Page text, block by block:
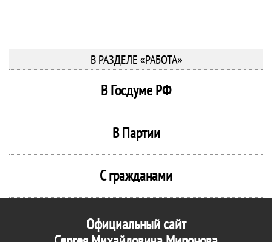
В РАЗДЕЛЕ «РАБОТА»
В Госдуме РФ
В Партии
С гражданами
Официальный сайт